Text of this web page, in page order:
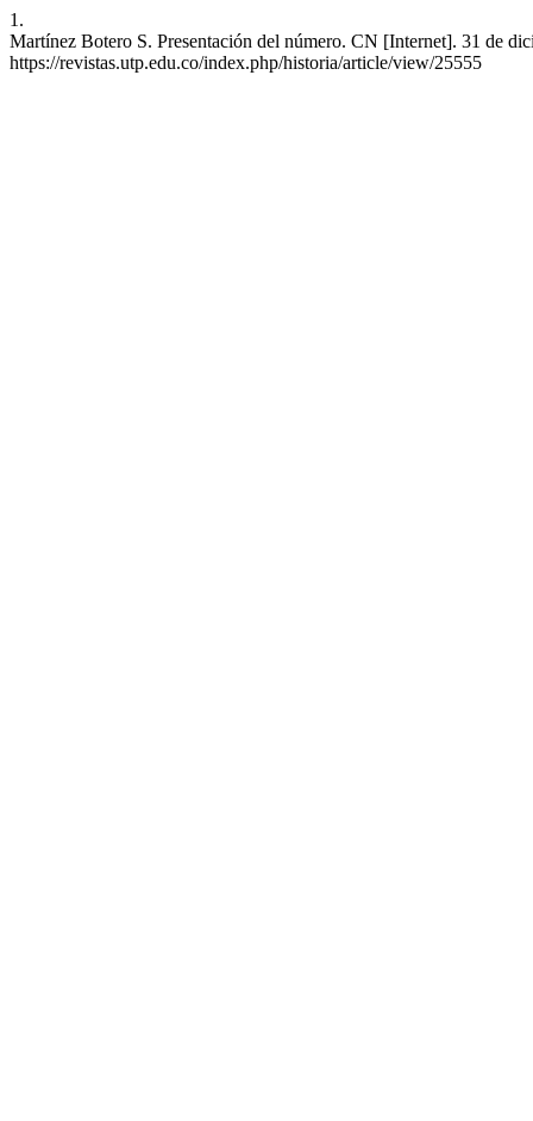
1.
Martínez Botero S. Presentación del número. CN [Internet]. 31 de
https://revistas.utp.edu.co/index.php/historia/article/view/25555